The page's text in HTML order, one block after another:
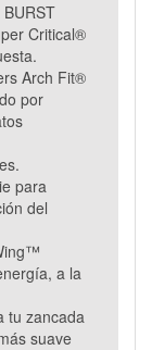
Critical®
Arch Fit®
por
para
del
a la
tu zancada
suave